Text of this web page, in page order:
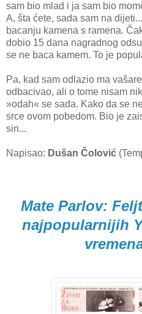
sam bio mlad i ja sam bio
A, šta ćete, sada sam na
bacanju kamena s ramena.
dobio 15 dana nagradnog
se ne baca kamem. To je
Pa, kad sam odlazio ma
odbacivao, ali o tome nisam
»odah« se sada. Kako da se
srce ovom pobedom. Bio je
sin...
Napisao: Dušan Čolović
Mate Parlov:
najpopularnijih